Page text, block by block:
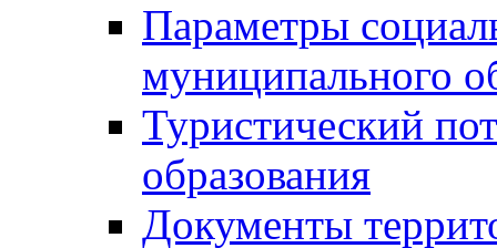
Параметры
муниципального
Туристический
образования
Документы